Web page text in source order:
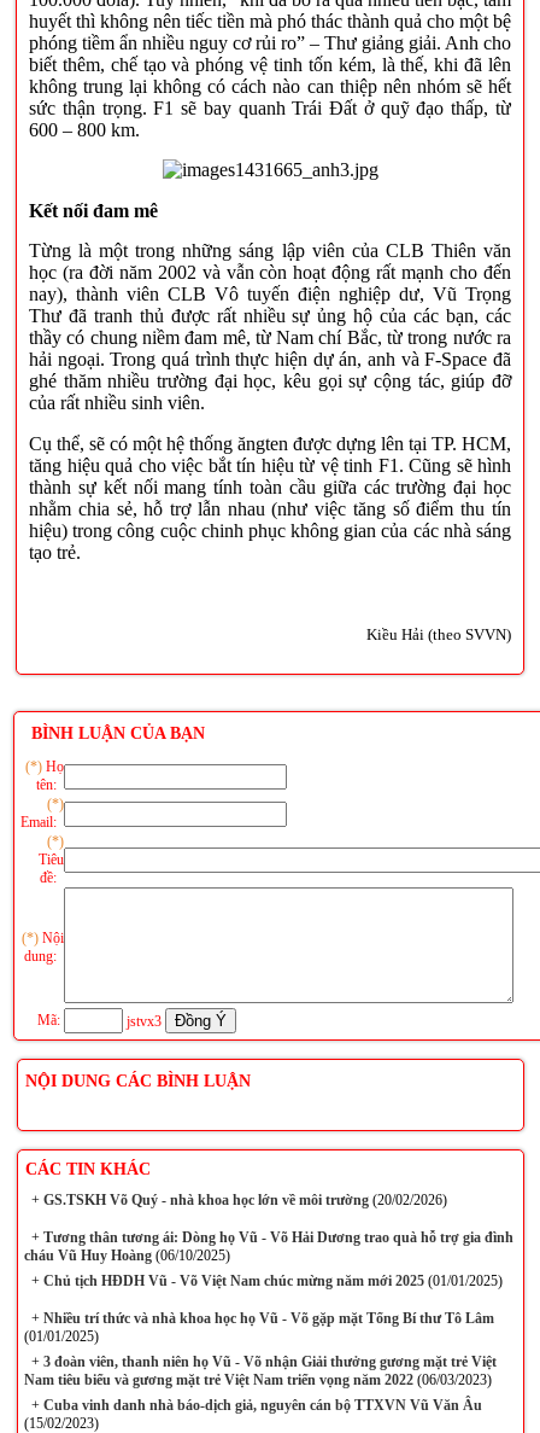
huyết thì không nên tiếc tiền mà phó thác thành quả cho một bệ
phóng tiềm ẩn nhiều nguy cơ rủi ro” – Thư giảng giải. Anh cho
biết thêm, chế tạo và phóng vệ tinh tốn kém, là thế, khi đã lên
không trung lại không có cách nào can thiệp nên nhóm sẽ hết
sức thận trọng. F1 sẽ bay quanh Trái Đất ở quỹ đạo thấp, từ
600 – 800 km.
Kết nối đam mê
Từng là một trong những sáng lập viên của CLB Thiên văn
học (ra đời năm 2002 và vẫn còn hoạt động rất mạnh cho đến
nay), thành viên CLB Vô tuyến điện nghiệp dư, Vũ Trọng
Thư đã tranh thủ được rất nhiều sự ủng hộ của các bạn, các
thầy có chung niềm đam mê, từ Nam chí Bắc, từ trong nước ra
hải ngoại. Trong quá trình thực hiện dự án, anh và F-Space đã
ghé thăm nhiều trường đại học, kêu gọi sự cộng tác, giúp đỡ
của rất nhiều sinh viên.
Cụ thể, sẽ có một hệ thống ăngten được dựng lên tại TP. HCM,
tăng hiệu quả cho việc bắt tín hiệu từ vệ tinh F1. Cũng sẽ hình
thành sự kết nối mang tính toàn cầu giữa các trường đại học
nhằm chia sẻ, hỗ trợ lẫn nhau (như việc tăng số điểm thu tín
hiệu) trong công cuộc chinh phục không gian của các nhà sáng
tạo trẻ.
Kiều Hải (theo SVVN)
BÌNH LUẬN CỦA BẠN
(*) Họ
tên:
(*)
Email:
(*)
Tiêu
đề:
(*) Nội
dung:
Mã: jstvx3
NỘI DUNG CÁC BÌNH LUẬN
CÁC TIN KHÁC
+GS.TSKH Võ Quý - nhà khoa học lớn về môi trường(20/02/2026)
+Tương thân tương ái: Dòng họ Vũ - Võ Hải Dương trao quà hỗ trợ gia đình
cháu Vũ Huy Hoàng(06/10/2025)
+Chủ tịch HĐDH Vũ - Võ Việt Nam chúc mừng năm mới 2025(01/01/2025)
+Nhiều trí thức và nhà khoa học họ Vũ - Võ gặp mặt Tổng Bí thư Tô Lâm
(01/01/2025)
+3 đoàn viên, thanh niên họ Vũ - Võ nhận Giải thưởng gương mặt trẻ Việt
Nam tiêu biểu và gương mặt trẻ Việt Nam triển vọng năm 2022(06/03/2023)
+Cuba vinh danh nhà báo-dịch giả, nguyên cán bộ TTXVN Vũ Văn Âu
(15/02/2023)